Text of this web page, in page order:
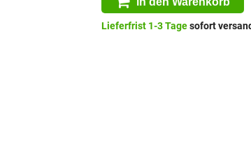
Lieferfrist 1-3 Tagesofort